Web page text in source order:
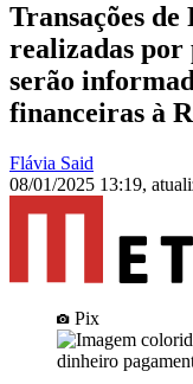
Transações
realizadas por
serão
financeiras à
Flávia Said
08/01/2025 13:19,
Pix